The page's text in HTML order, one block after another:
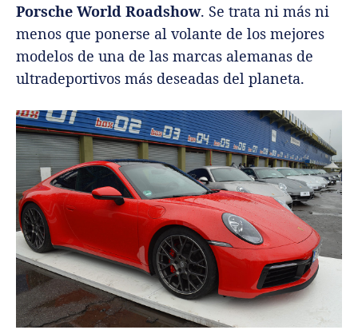
Porsche World Roadshow. Se trata ni más ni
menos que ponerse al volante de los mejores
modelos de una de las marcas alemanas de
ultradeportivos más deseadas del planeta.